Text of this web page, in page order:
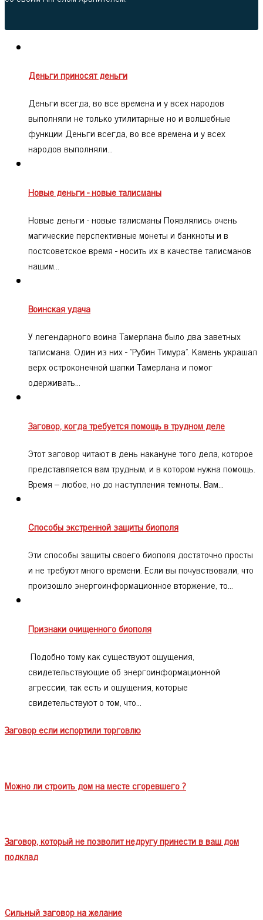
Деньги приносят деньги
Деньги всегда, во все времена и у всех народов
выполняли не только утилитарные но и волшебные
функции Деньги всегда, во все времена и у всех
народов выполняли…
Новые деньги - новые талисманы
Новые деньги - новые талисманы Появлялись очень
магические перспективные монеты и банкноты и в
постсоветское время - носить их в качестве талисманов
нашим…
Воинская удача
У легендарного воина Тамерлана было два заветных
талисмана. Один из них - "Рубин Тимура". Камень украшал
верх остроконечной шапки Тамерлана и помог
одерживать…
Заговор, когда требуется помощь в трудном деле
Этот заговор читают в день накануне того дела, которое
представляется вам трудным, и в котором нужна помощь.
Время – любое, но до наступления темноты. Вам…
Способы экстренной защиты биополя
Эти способы защиты своего биополя достаточно просты
и не требуют много времени. Если вы почувствовали, что
произошло энергоинформационное вторжение, то…
Признаки очищенного биополя
Подобно тому как существуют ощущения,
свидетельствующие об энергоинформационной
агрессии, так есть и ощущения, которые
свидетельствуют о том, что…
Заговор если испортили торговлю
Можно ли строить дом на месте сгоревшего ?
Заговор, который не позволит недругу принести в ваш дом
подклад
Сильный заговор на желание